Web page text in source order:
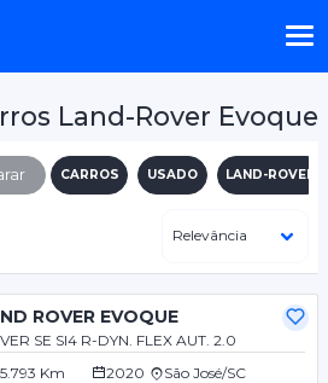
Land-Rover Evoque
CARROS USADO LAND-ROVER
ROVER EVOQUE
SE SI4 R-DYN. FLEX AUT. 2.0
Km
2020 São José/SC